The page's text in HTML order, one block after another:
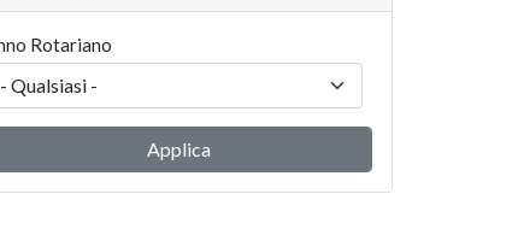
Rotariano